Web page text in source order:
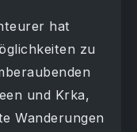
hat
zu
und Krka,
Wanderungen